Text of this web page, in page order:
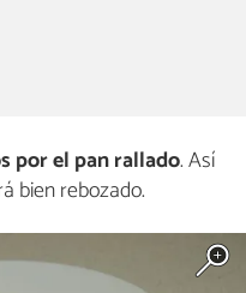
por el pan rallado. Así
bien rebozado.